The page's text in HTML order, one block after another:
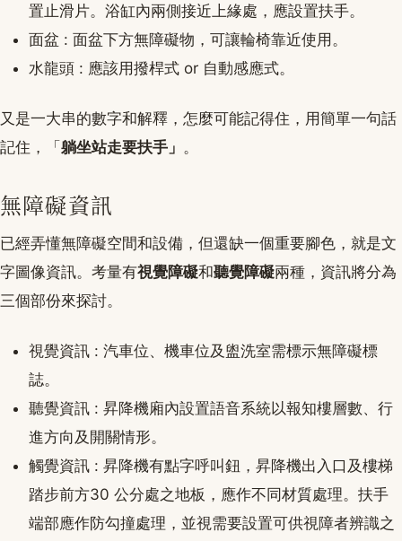
置止滑片。浴缸內兩側接近上緣處，應設置扶手。
面盆 : 面盆下方無障礙物，可讓輪椅靠近使用。
水龍頭 : 應該用撥桿式 or 自動感應式。
又是一大串的數字和解釋，怎麼可能記得住，用簡單一句話
記住，「躺坐站走要扶手」 。
無障礙資訊
已經弄懂無障礙空間和設備，但還缺一個重要腳色，就是文
字圖像資訊。考量有視覺障礙和聽覺障礙兩種，資訊將分為
三個部份來探討。
視覺資訊 : 汽車位、機車位及盥洗室需標示無障礙標
誌。
聽覺資訊 : 昇降機廂內設置語音系統以報知樓層數、行
進方向及開關情形。
觸覺資訊 : 昇降機有點字呼叫鈕，昇降機出入口及樓梯
踏步前方30 公分處之地板，應作不同材質處理。扶手
端部應作防勾撞處理，並視需要設置可供視障者辨識之